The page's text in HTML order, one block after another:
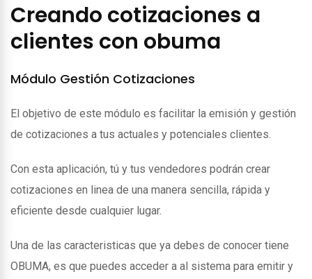
Creando cotizaciones a
clientes con obuma
Módulo Gestión Cotizaciones
El objetivo de este módulo es facilitar la emisión y gestión
de cotizaciones a tus actuales y potenciales clientes.
Con esta aplicación, tú y tus vendedores podrán crear
cotizaciones en linea de una manera sencilla, rápida y
eficiente desde cualquier lugar.
Una de las caracteristicas que ya debes de conocer tiene
OBUMA, es que puedes acceder a al sistema para emitir y